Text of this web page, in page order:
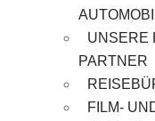
UNSERE
PARTNER
FILM-